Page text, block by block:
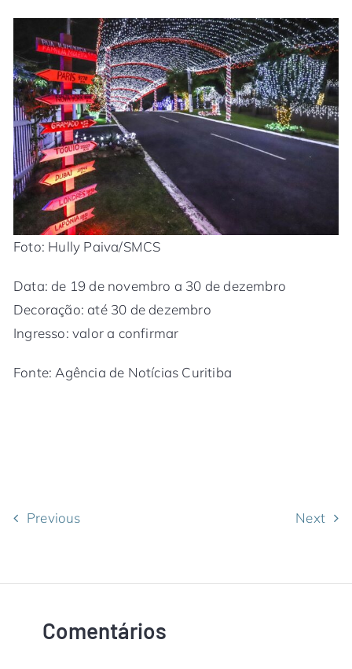
Foto: Hully Paiva/SMCS
Data: de 19 de novembro a 30 de dezembro
Decoração: até 30 de dezembro
Ingresso: valor a confirmar
Fonte: Agência de Notícias Curitiba
Previous Next
Comentários